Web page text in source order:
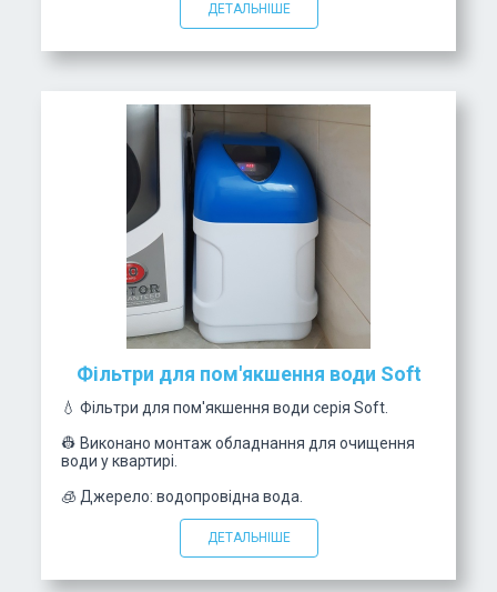
ДЕТАЛЬНІШЕ
Фільтри для пом'якшення води Soft
💧 Фільтри для пом'якшення води серія Soft.
👷 Виконано монтаж обладнання для очищення
води у квартирі.
🧊 Джерело: водопровідна вода.
ДЕТАЛЬНІШЕ